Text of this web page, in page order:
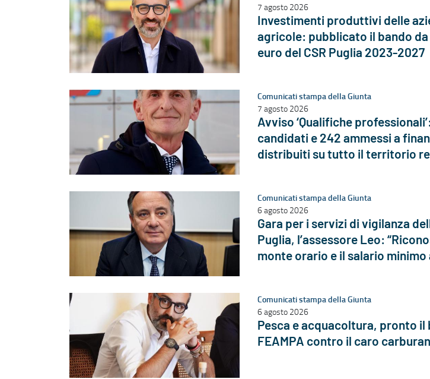
7 agosto 2026
Investimenti produttivi delle
agricole: pubblicato il bando da
euro del CSR Puglia 2023-2027
Comunicati stampa della Giunta
7 agosto 2026
Avviso ‘Qualifiche
candidati e 242 ammessi a
distribuiti su tutto il territorio
Comunicati stampa della Giunta
6 agosto 2026
Gara per i servizi di vigilanza
Puglia, l’assessore Leo:
monte orario e il salario minimo
Comunicati stampa della Giunta
6 agosto 2026
Pesca e acquacoltura, pronto il
FEAMPA contro il caro